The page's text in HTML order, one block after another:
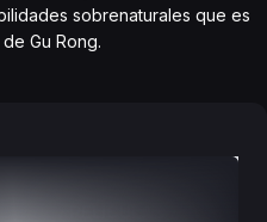
sobrenaturales que es
Gu Rong.